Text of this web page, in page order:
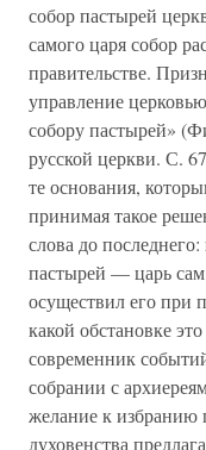
собор пастырей
самого царя собор
правительстве.
управление
собору пастырей»
русской церкви. С.
те основания,
принимая такое
слова до
пастырей — царь
осуществил его
какой обстановке
современник
собрании с
желание к избранию
духовенства